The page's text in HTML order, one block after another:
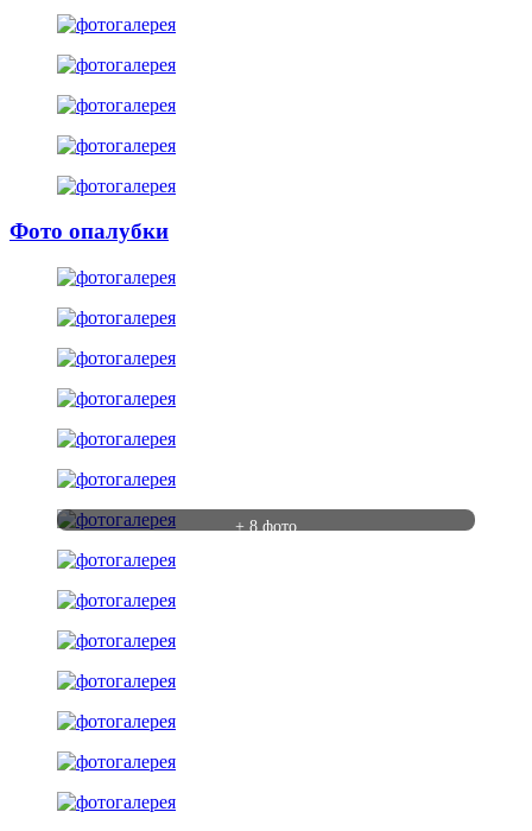
Фото опалубки
+ 8 фото